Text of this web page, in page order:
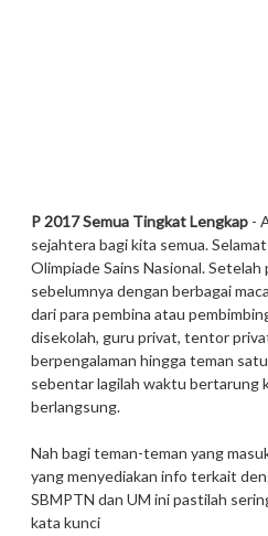
P 2017 Semua Tingkat Lengkap -
sejahtera bagi kita semua.
Olimpiade Sains Nasional.
sebelumnya dengan berbagai
dari para pembina atau
disekolah, guru privat, tentor
berpengalaman hingga teman
sebentar lagilah waktu bertarung
berlangsung.
Nah bagi teman-teman yang
yang menyediakan info terkait
SBMPTN dan UM ini pastilah
kata kunci